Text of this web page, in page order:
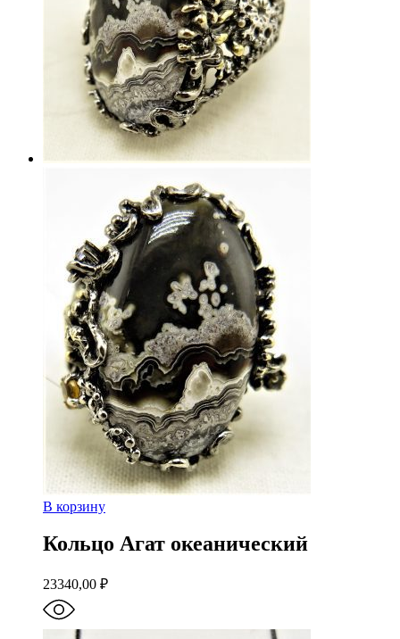
В корзину
Кольцо Агат океанический
23340,00 ₽